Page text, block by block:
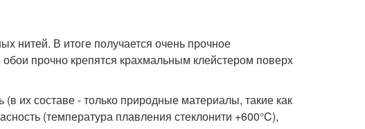
нитей. В итоге получается очень прочное
прочно крепятся крахмальным клейстером поверх
их составе - только природные материалы, такие как
(температура плавления стеклонити +600°C),